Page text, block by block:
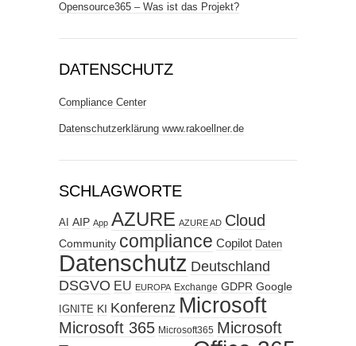
Opensource365 – Was ist das Projekt?
DATENSCHUTZ
Compliance Center
Datenschutzerklärung www.rakoellner.de
SCHLAGWORTE
AI AIP App AZURE AZURE AD Cloud
Community compliance Copilot Daten
Datenschutz Deutschland
DSGVO EU EUROPA Exchange GDPR Google
IGNITE KI Konferenz Microsoft
Microsoft 365 Microsoft365 Microsoft